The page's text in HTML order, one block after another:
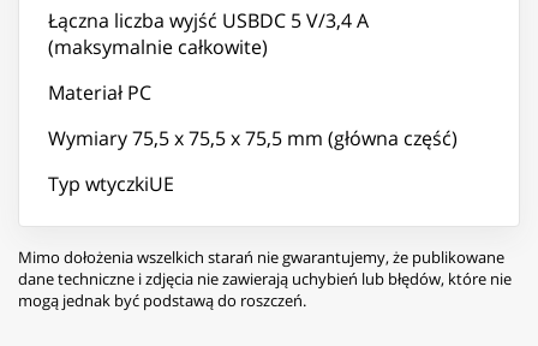
Łączna liczba wyjść USBDC 5 V/3,4 A
(maksymalnie całkowite)
Materiał PC
Wymiary 75,5 x 75,5 x 75,5 mm (główna część)
Typ wtyczkiUE
Mimo dołożenia wszelkich starań nie gwarantujemy, że publikowane
dane techniczne i zdjęcia nie zawierają uchybień lub błędów, które nie
mogą jednak być podstawą do roszczeń.